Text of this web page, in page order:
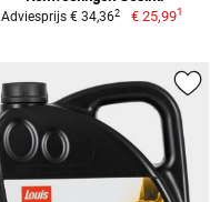
Adviesprijs € 34,362 € 25,991